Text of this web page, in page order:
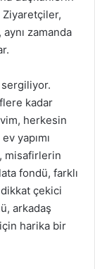
zamanda
sergiliyor.
kadar
herkesin
yapımı
misafirlerin
fondü, farklı
çekici
arkadaş
harika bir